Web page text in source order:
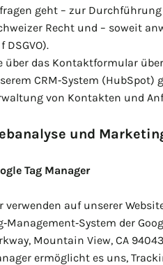
geht – zur
Recht und – soweit
DSGVO).
über das Kontaktformular
CRM‑System (HubSpot)
von Kontakten und
und
Tag Manager
verwenden auf unserer
der
Mountain View, CA
ermöglicht es uns,